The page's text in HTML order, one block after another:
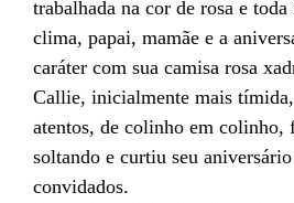
trabalhada na cor de rosa e
clima, papai, mamãe e a
caráter com sua camisa rosa
Callie, inicialmente mais
atentos, de colinho em colinho,
soltando e curtiu seu
convidados.